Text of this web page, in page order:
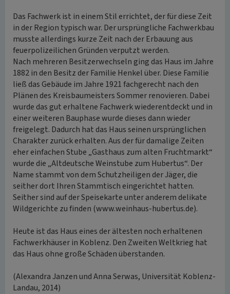
Das Fachwerk ist in einem Stil errichtet, der für diese Zeit
in der Region typisch war. Der ursprüngliche Fachwerkbau
musste allerdings kurze Zeit nach der Erbauung aus
feuerpolizeilichen Gründen verputzt werden.
Nach mehreren Besitzerwechseln ging das Haus im Jahre
1882 in den Besitz der Familie Henkel über. Diese Familie
ließ das Gebäude im Jahre 1921 fachgerecht nach den
Plänen des Kreisbaumeisters Sommer renovieren. Dabei
wurde das gut erhaltene Fachwerk wiederentdeckt und in
einer weiteren Bauphase wurde dieses dann wieder
freigelegt. Dadurch hat das Haus seinen ursprünglichen
Charakter zurück erhalten. Aus der für damalige Zeiten
eher einfachen Stube „Gasthaus zum alten Fruchtmarkt“
wurde die „Altdeutsche Weinstube zum Hubertus“. Der
Name stammt von dem Schutzheiligen der Jäger, die
seither dort Ihren Stammtisch eingerichtet hatten.
Seither sind auf der Speisekarte unter anderem delikate
Wildgerichte zu finden (www.weinhaus-hubertus.de).
Heute ist das Haus eines der ältesten noch erhaltenen
Fachwerkhäuser in Koblenz. Den Zweiten Weltkrieg hat
das Haus ohne große Schäden überstanden.
(Alexandra Janzen und Anna Serwas, Universität Koblenz-
Landau, 2014)